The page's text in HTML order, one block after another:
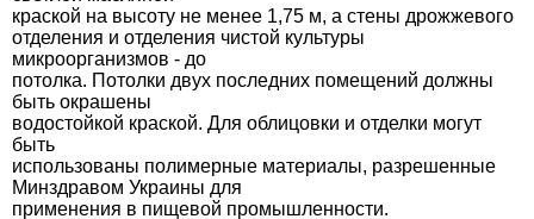
краской на высоту не менее 1,75 м, а стены дрожжевого
отделения и отделения чистой культуры
микроорганизмов - до
потолка. Потолки двух последних помещений должны
быть окрашены
водостойкой краской. Для облицовки и отделки могут
быть
использованы полимерные материалы, разрешенные
Минздравом Украины для
применения в пищевой промышленности.